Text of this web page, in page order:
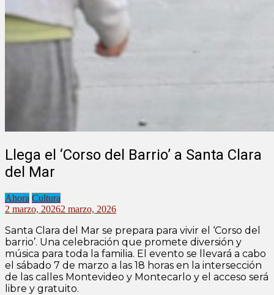
Llega el ‘Corso del Barrio’ a Santa Clara
del Mar
Ahora Cultura
2 marzo, 20262 marzo, 2026
Santa Clara del Mar se prepara para vivir el ‘Corso del
barrio’. Una celebración que promete diversión y
música para toda la familia. El evento se llevará a cabo
el sábado 7 de marzo a las 18 horas en la intersección
de las calles Montevideo y Montecarlo y el acceso será
libre y gratuito.